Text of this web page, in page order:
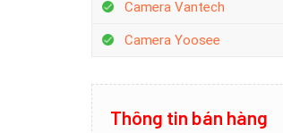
Camera Vantech
Camera Yoosee
Thông tin bán hàng